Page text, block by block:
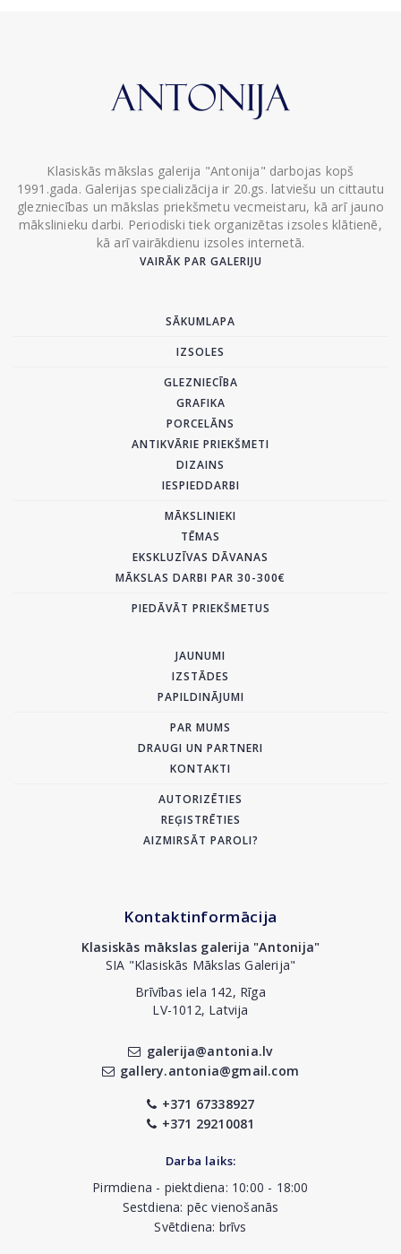
Klasiskās mākslas galerija "Antonija" darbojas kopš
1991.gada. Galerijas specializācija ir 20.gs. latviešu un cittautu
glezniecības un mākslas priekšmetu vecmeistaru, kā arī jauno
mākslinieku darbi. Periodiski tiek organizētas izsoles klātienē,
kā arī vairākdienu izsoles internetā.
VAIRĀK PAR GALERIJU
SĀKUMLAPA
IZSOLES
GLEZNIECĪBA
GRAFIKA
PORCELĀNS
ANTIKVĀRIE PRIEKŠMETI
DIZAINS
IESPIEDDARBI
MĀKSLINIEKI
TĒMAS
EKSKLUZĪVAS DĀVANAS
MĀKSLAS DARBI PAR 30-300€
PIEDĀVĀT PRIEKŠMETUS
JAUNUMI
IZSTĀDES
PAPILDINĀJUMI
PAR MUMS
DRAUGI UN PARTNERI
KONTAKTI
AUTORIZĒTIES
REĢISTRĒTIES
AIZMIRSĀT PAROLI?
Kontaktinformācija
Klasiskās mākslas galerija "Antonija"
SIA "Klasiskās Mākslas Galerija"
Brīvības iela 142, Rīga
LV-1012, Latvija
galerija@antonia.lv
gallery.antonia@gmail.com
+371 67338927
+371 29210081
Darba laiks:
Pirmdiena - piektdiena: 10:00 - 18:00
Sestdiena: pēc vienošanās
Svētdiena: brīvs